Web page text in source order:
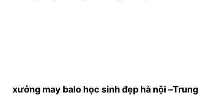
xưởng may balo học sinh đẹp hà nội –Trung